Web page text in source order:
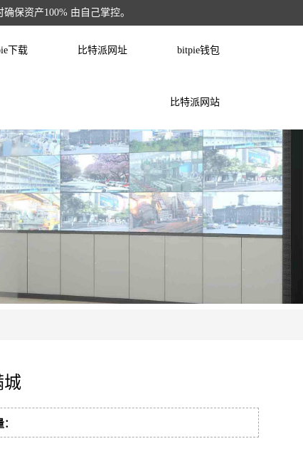
保资产100% 由自己掌控。
下载 比特派网址 bitpie钱包
比特派网站
城